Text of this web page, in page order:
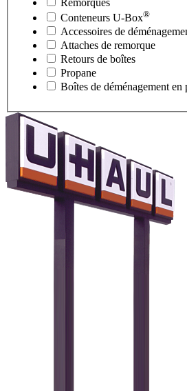
Remorques
Conteneurs U-Box®
Accessoires de
Attaches de remorque
Retours de boîtes
Propane
Boîtes de déménagement en